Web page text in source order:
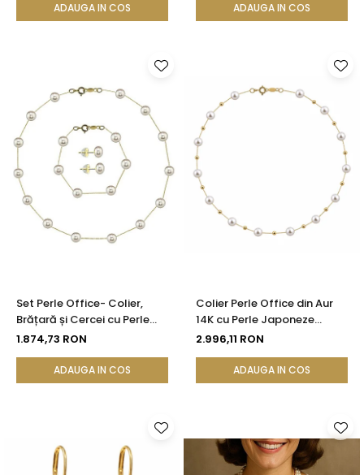
ADAUGA IN COS ADAUGA IN COS
Set Perle Office- Colier,
Brățară și Cercei cu Perle
Naturale Albe 4-5 mm, Aur
KASKADDA®
1.874,73 RON
ADAUGA IN COS
Colier Perle Office din Aur
14K cu Perle Japoneze
Akoya 5,5 mm și Bile de Aur |
2.996,11 RON
ADAUGA IN COS